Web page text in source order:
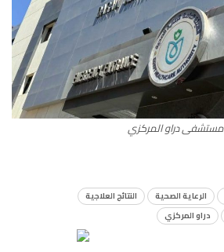
مستشفى دراو المركزي
الرعاية الصحية
النتائج العلاجية
دراو المركزي